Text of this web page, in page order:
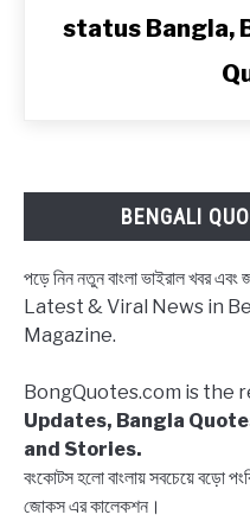
Bangla,
Block
list
Quotes
status Bangla,
BENGALI
পড়ে নিন নতুন বাংলা ভাইরাল খবর
Latest & Viral News in
Magazine.
BongQuotes.com is the
Updates, Bangla
and Stories.
বংকোটস হলো বাংলায় সবচেয়ে বড়ো
জোকস এর কালেকশন।